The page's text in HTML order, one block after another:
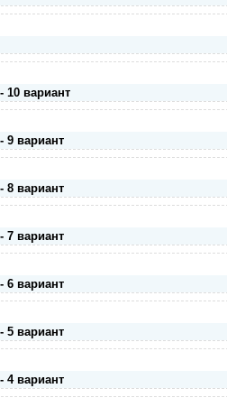
10 вариант
9 вариант
8 вариант
7 вариант
6 вариант
5 вариант
4 вариант